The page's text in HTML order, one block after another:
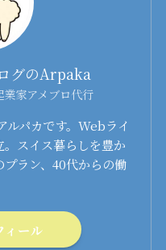
グのArpaka
家アメブロ代行
ルパカです。Webライ
スイス暮らしを豊か
ラン、40代からの働
ィール